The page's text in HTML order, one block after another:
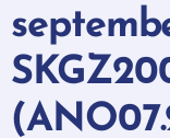
Zorgverzekering
Zorgverzekering
Vergoeding van
Zorg in het
Nieuw in Nederland
Geen
Focus en impact
Uitspraken
Trainingen
Over SKGZ